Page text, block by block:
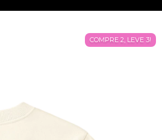
COMPRE 2, LEVE 3!